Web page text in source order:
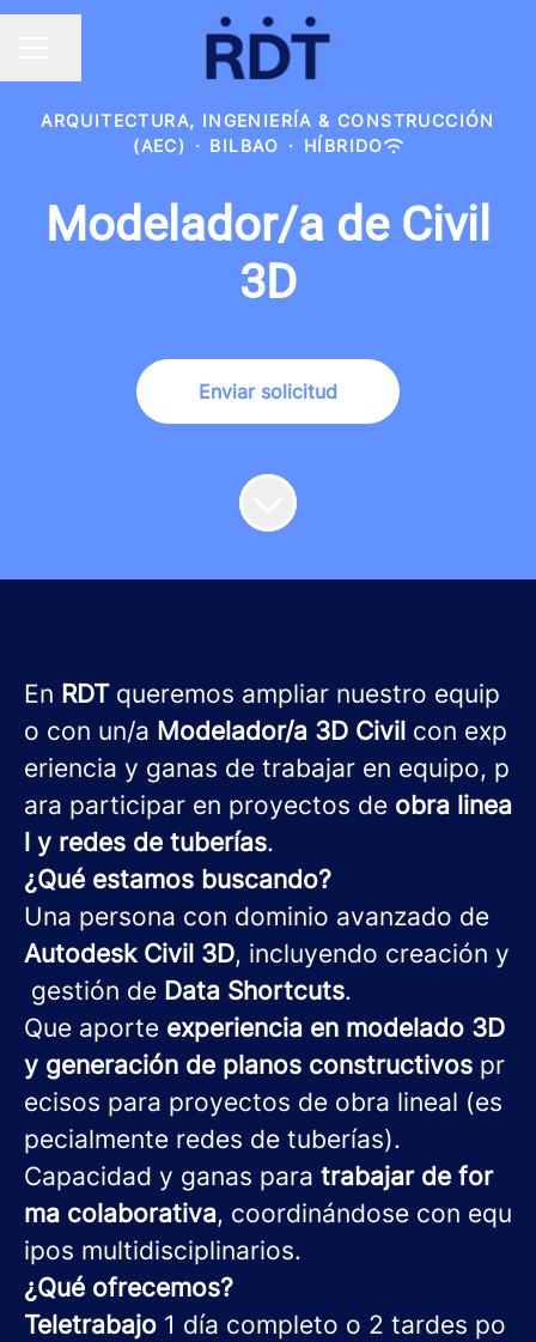
ARQUITECTURA, INGENIERÍA & CONSTRUCCIÓN
(AEC)
· BILBAO · HÍBRIDO
Modelador/a de Civil
3D
Enviar solicitud
En RDTqueremos ampliar nuestro equip
o con un/a Modelador/a 3D Civil con exp
eriencia y ganas de trabajar en equipo, p
ara participar en proyectos de obra linea
l y redes de tuberías.
¿Qué estamos buscando?
Una persona con dominio avanzado de
Autodesk Civil 3D, incluyendo creación y
gestión de Data Shortcuts.
Que aporte experiencia en modelado 3D
y generación de planos constructivos pr
ecisos para proyectos de obra lineal (es
pecialmente redes de tuberías).
Capacidad y ganas para trabajar de for
ma colaborativa, coordinándose con equ
ipos multidisciplinarios.
¿Qué ofrecemos?
Teletrabajo 1 día completo o 2 tardes po